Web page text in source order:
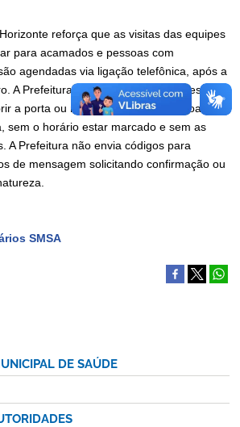
reforça que as visitas das equipes
para acamados e pessoas com
agendadas via ligação telefônica, após a
A Prefeitura alerta que os moradores da
a porta ou receber nenhuma pessoa que
sem o horário estar marcado e sem as
A Prefeitura não envia códigos para
de mensagem solicitando confirmação ou
SMSA
DE SAÚDE